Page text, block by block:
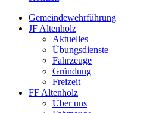
Gemeindewehrführung
JF Altenholz
Aktuelles
Übungsdienste
Fahrzeuge
Gründung
Freizeit
FF Altenholz
Über uns